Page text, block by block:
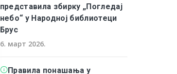
представила збирку „Погледај
небо“ у Народној библиотеци
Брус
6. март 2026.
Правила понашања у